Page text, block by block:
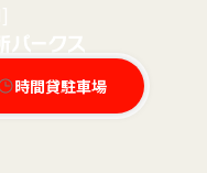
時間貸駐車場